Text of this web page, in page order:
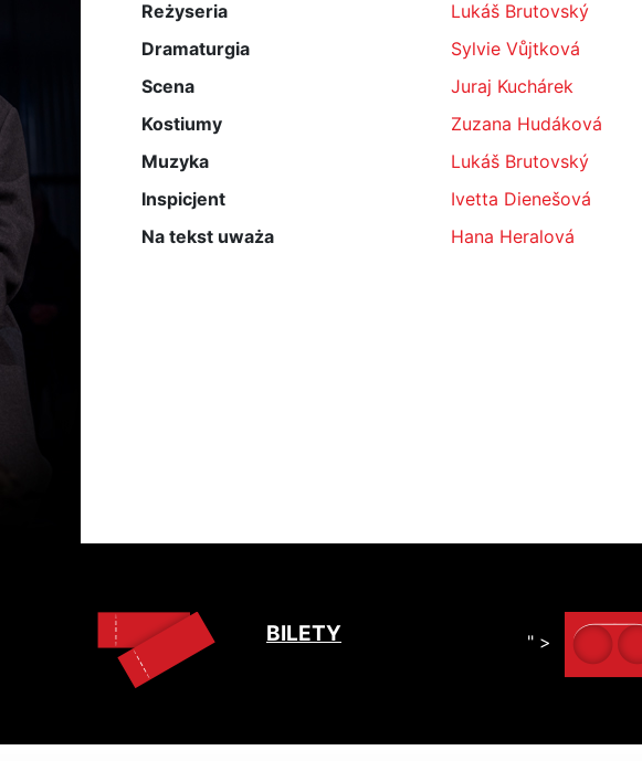
Reżyseria
Lukáš Brutovský
Dramaturgia
Sylvie Vůjtková
Scena
Juraj Kuchárek
Kostiumy
Zuzana Hudáková
Muzyka
Lukáš Brutovský
Inspicjent
Ivetta Dienešová
Na tekst uważa
Hana Heralová
BILETY " >